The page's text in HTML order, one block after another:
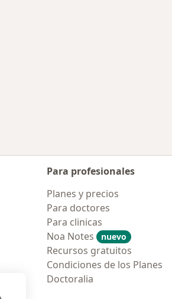
Para profesionales
Planes y precios
Para doctores
Para clinicas
Noa Notes
nuevo
Recursos gratuitos
Condiciones de los Planes
Doctoralia